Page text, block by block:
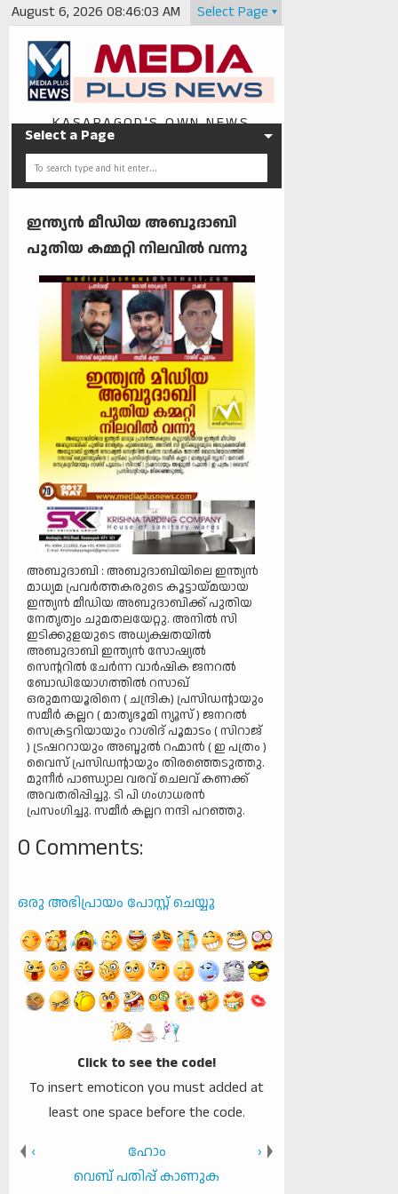
August 6, 2026 08:46:03 AM Select Page
KASARAGOD'S OWN NEWS
Select a Page
ഇന്ത്യൻ മീഡിയ അബുദാബി
പുതിയ കമ്മറ്റി നിലവിൽ വന്നു
അബുദാബി : അബുദാബിയിലെ ഇന്ത്യൻ
മാധ്യമ പ്രവർത്തകരുടെ കൂട്ടായ്മയായ
ഇന്ത്യൻ മീഡിയ അബുദാബിക്ക് പുതിയ
നേതൃത്വം ചുമതലയേറ്റു. അനിൽ സി
ഇടിക്കുളയുടെ അധ്യക്ഷതയിൽ
അബുദാബി ഇന്ത്യൻ സോഷ്യൽ
സെന്ററിൽ ചേർന്ന വാർഷിക ജനറൽ
ബോഡിയോഗത്തിൽ റസാഖ്
ഒരുമനയൂരിനെ ( ചന്ദ്രിക) പ്രസിഡന്റായും
സമീര്‍ കല്ലറ ( മാതൃഭൂമി ന്യൂസ് ) ജനറൽ
സെക്രട്ടറിയായും റാശിദ് പൂമാടം ( സിറാജ്
) ട്രഷററായും അബ്ദുൽ റഹ്മാൻ ( ഇ പത്രം )
വൈസ് പ്രസിഡന്റായും തിരഞ്ഞെടുത്തു.
മുനീർ പാണ്ഡ്യാല വരവ് ചെലവ് കണക്ക്
അവതരിപ്പിച്ചു. ടി പി ഗംഗാധരൻ
പ്രസംഗിച്ചു. സമീർ കല്ലറ നന്ദി പറഞ്ഞു.
0 Comments:
ഒരു അഭിപ്രായം പോസ്റ്റ് ചെയ്യൂ
Click to see the code!
To insert emoticon you must added at
least one space before the code.
‹
›
ഹോം
വെബ് പതിപ്പ് കാണുക